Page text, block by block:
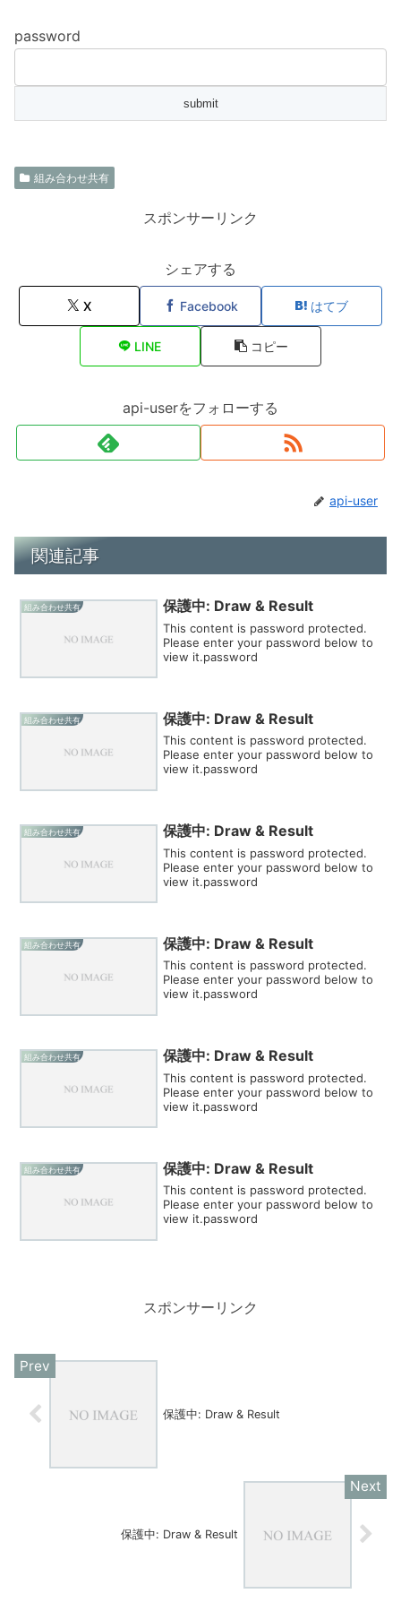
password
組み合わせ共有
スポンサーリンク
シェアする
X Facebook はてブ
LINE コピー
api-userをフォローする
api-user
関連記事
組み合わせ共有 保護中: Draw & Result
This content is password protected.
Please enter your password below to
view it.password
組み合わせ共有 保護中: Draw & Result
This content is password protected.
Please enter your password below to
view it.password
組み合わせ共有 保護中: Draw & Result
This content is password protected.
Please enter your password below to
view it.password
組み合わせ共有 保護中: Draw & Result
This content is password protected.
Please enter your password below to
view it.password
組み合わせ共有 保護中: Draw & Result
This content is password protected.
Please enter your password below to
view it.password
組み合わせ共有 保護中: Draw & Result
This content is password protected.
Please enter your password below to
view it.password
スポンサーリンク
保護中: Draw & Result
保護中: Draw & Result